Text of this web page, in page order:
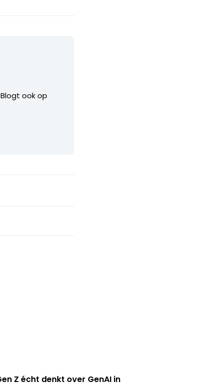
ook op
Z écht denkt over GenAI in